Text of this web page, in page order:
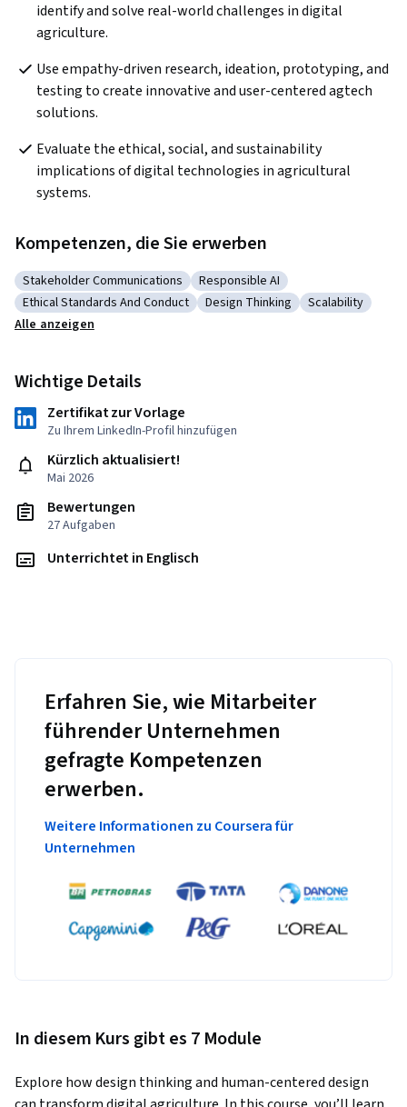
identify and solve real-world challenges in digital
agriculture.
Use empathy-driven research, ideation, prototyping, and
testing to create innovative and user-centered agtech
solutions.
Evaluate the ethical, social, and sustainability
implications of digital technologies in agricultural
systems.
Kompetenzen, die Sie erwerben
Kategorie: Stakeholder Communications
Stakeholder Communications Kategorie: Responsible AI
Responsible AI
Kategorie: Ethical Standards And Conduct
Ethical Standards And Conduct Kategorie: Design Thinking
Design Thinking Kategorie:
Scalability
Alle anzeigen
Wichtige Details
Zertifikat zur Vorlage
Zu Ihrem LinkedIn-Profil hinzufügen
Kürzlich aktualisiert!
Mai 2026
Bewertungen
27 Aufgaben
Unterrichtet in Englisch
Erfahren Sie, wie Mitarbeiter
führender Unternehmen
gefragte Kompetenzen
erwerben.
Weitere Informationen zu Coursera für
Unternehmen
In diesem Kurs gibt es 7 Module
Explore how design thinking and human-centered design